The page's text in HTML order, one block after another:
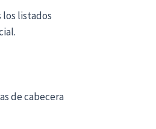
los listados
de cabecera